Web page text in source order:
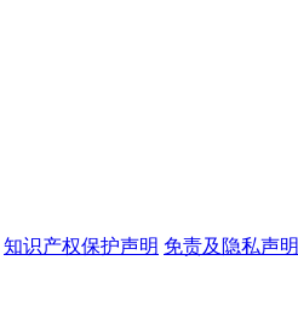
知识产权保护声明 免责及隐私声明